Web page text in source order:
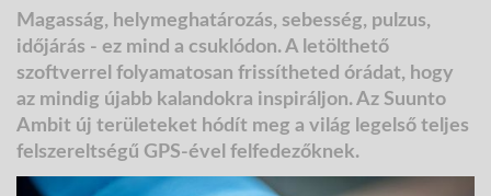
Magasság, helymeghatározás, sebesség, pulzus,
időjárás - ez mind a csuklódon.A letölthető
szoftverrel folyamatosan frissítheted órádat, hogy
az mindig újabb kalandokra inspiráljon. Az Suunto
Ambit új területeket hódít meg a világ legelső teljes
felszereltségű GPS-ével felfedezőknek.